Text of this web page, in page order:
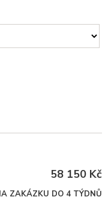
58 150 Kč
ZAKÁZKU DO 4 TÝDNŮ